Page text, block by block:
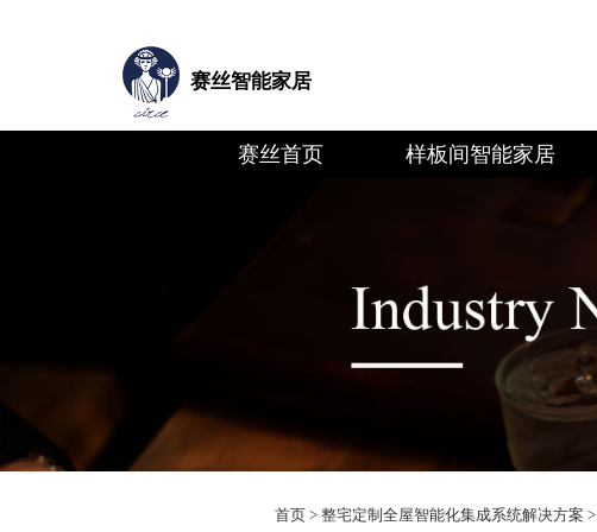
赛丝智能家居
赛丝首页 样板间智能家居
首页 > 整宅定制全屋智能化集成系统解决方案 >